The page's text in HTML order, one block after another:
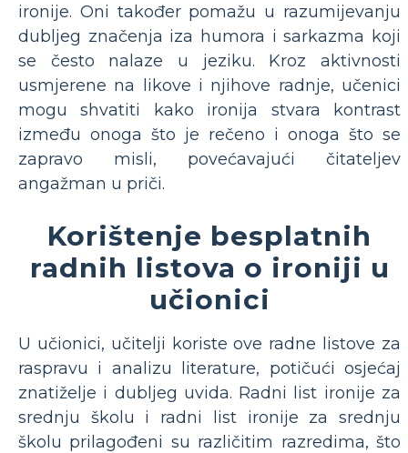
ironije. Oni također pomažu u razumijevanju
dubljeg značenja iza humora i sarkazma koji
se često nalaze u jeziku. Kroz aktivnosti
usmjerene na likove i njihove radnje, učenici
mogu shvatiti kako ironija stvara kontrast
između onoga što je rečeno i onoga što se
zapravo misli, povećavajući čitateljev
angažman u priči.
Korištenje besplatnih
radnih listova o ironiji u
učionici
U učionici, učitelji koriste ove radne listove za
raspravu i analizu literature, potičući osjećaj
znatiželje i dubljeg uvida. Radni list ironije za
srednju školu i radni list ironije za srednju
školu prilagođeni su različitim razredima, što